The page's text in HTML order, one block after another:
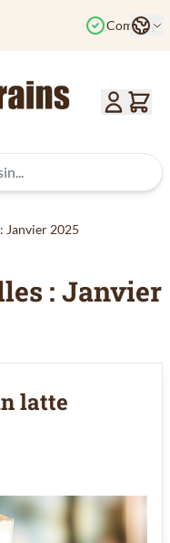
aujourd'hui
Janvier 2025
: Janvier
latte